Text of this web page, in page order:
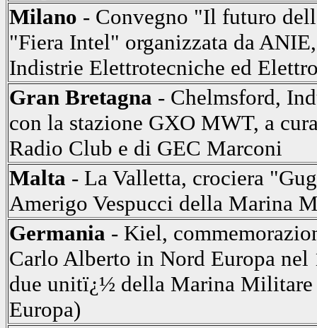
Milano - Convegno "Il futuro
"Fiera Intel" organizzata da
Indistrie Elettrotecniche ed
Gran Bretagna - Chelmsford,
con la stazione GXO MWT, a
Radio Club e di GEC Marconi
Malta - La Valletta, crociera
Amerigo Vespucci della Marina
Germania - Kiel,
Carlo Alberto in Nord Europa nel
due unitï¿½ della Marina
Europa)